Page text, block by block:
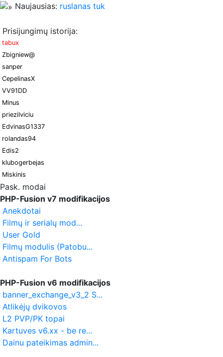
Naujausias: ruslanas tuk
Prisijungimų istorija:
tabux
Zbigniew@
sanper
CepelinasX
VV91DD
Minus
priezilviciu
EdvinasG1337
rolandas94
Edis2
klubogerbejas
Miskinis
Pask. modai
PHP-Fusion v7 modifikacijos
Anekdotai
Filmų ir serialų mod...
User Gold
Filmų modulis (Patobu...
Antispam For Bots
PHP-Fusion v6 modifikacijos
banner_exchange_v3_2 S...
Atlikėjų dvikovos
L2 PVP/PK topai
Kartuves v6.xx - be re...
Dainu pateikimas admin...